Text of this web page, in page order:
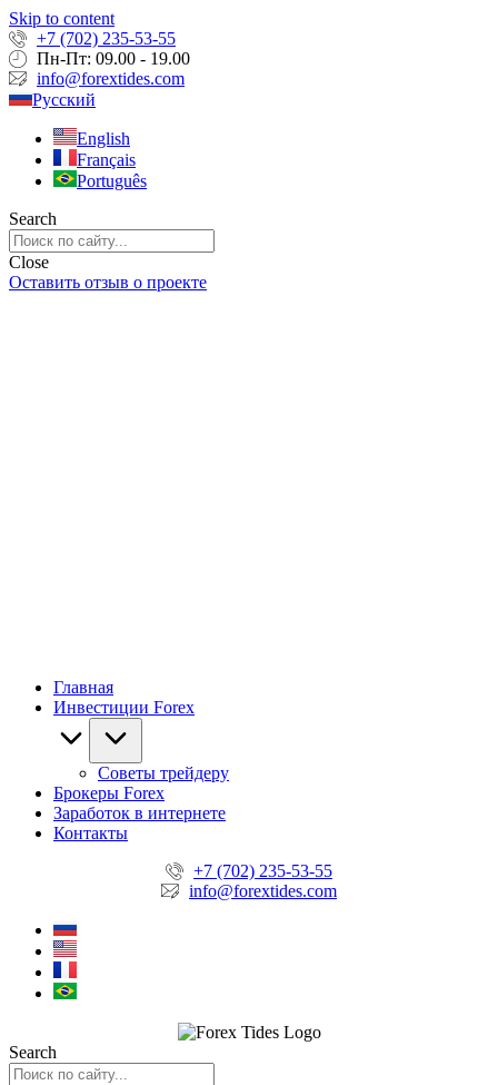
Skip to content
+7 (702) 235-53-55
Пн-Пт: 09.00 - 19.00
info@forextides.com
Русский
English
Français
Português
Search
Close
Оставить отзыв о проекте
Главная
Инвестиции Forex
Советы трейдеру
Брокеры Forex
Заработок в интернете
Контакты
+7 (702) 235-53-55
info@forextides.com
Search